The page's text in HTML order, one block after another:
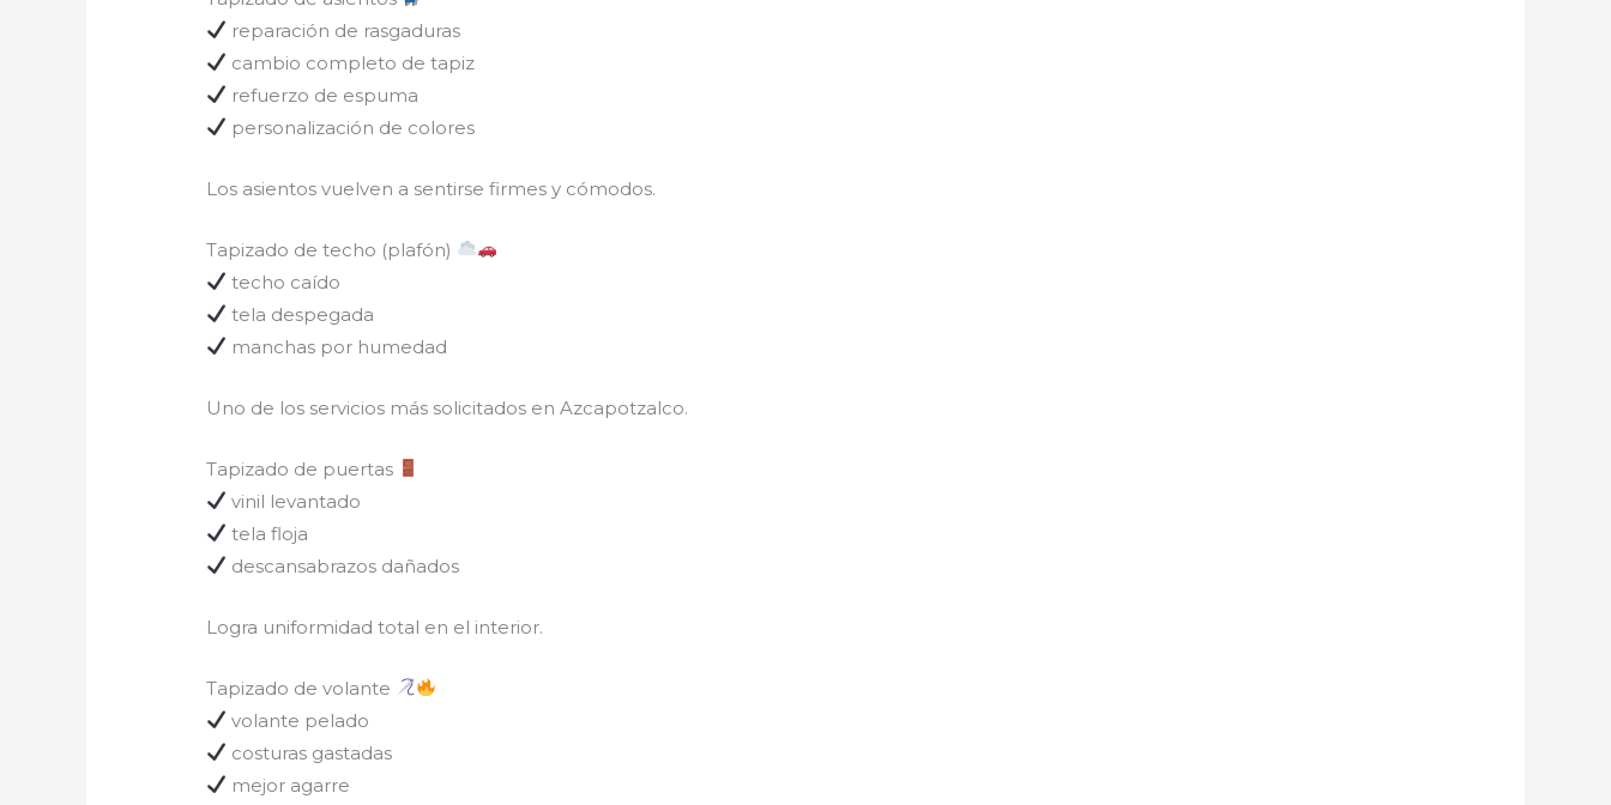
reparación de rasgaduras
cambio completo de tapiz
refuerzo de espuma
personalización de colores
Los asientos vuelven a sentirse firmes y cómodos.
Tapizado de techo (plafón)
techo caído
tela despegada
manchas por humedad
Uno de los servicios más solicitados en Azcapotzalco.
Tapizado de puertas
vinil levantado
tela floja
descansabrazos dañados
Logra uniformidad total en el interior.
Tapizado de volante
volante pelado
costuras gastadas
mejor agarre